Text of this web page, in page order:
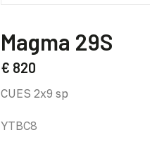
ha
più
Le
possono
Magma 29S
€ 820
CUES 2x9 sp
YTBC8